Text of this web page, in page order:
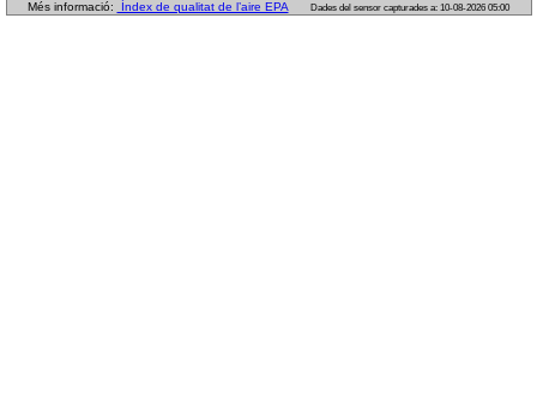
Més informació: Índex de qualitat de l’aire EPA Dades del sensor capturades a: 10-08-2026 05:00